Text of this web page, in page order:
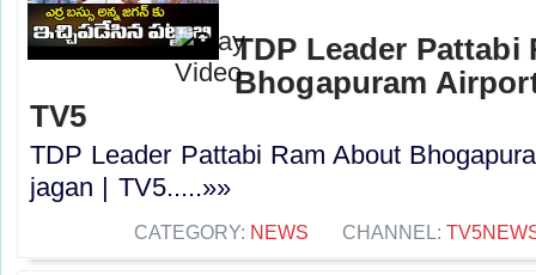
TDP Leader Pattabi
Bhogapuram
TV5
TDP Leader Pattabi Ram About
jagan | TV5.....»»
CATEGORY: NEWS CHANNEL: